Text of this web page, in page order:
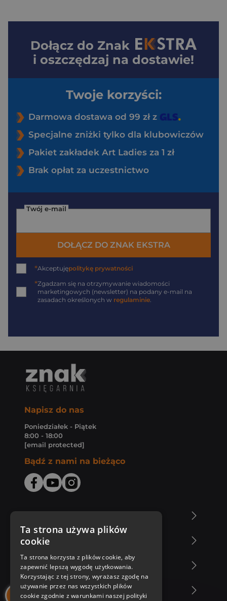
Dołącz do Znak
i oszczędzaj na dostawie!
Twoje korzyści:
Darmowa dostawa od 99 zł z
Specjalne zniżki tylko dla klubowiczów
Pakiet zakładek Art Ladies za 1 zł
Brak opłat za uczestnictwo
Twój e-mail
DOŁĄCZ DO ZNAK EKSTRA
*Akceptujępolitykę prywatności
*Zgadzam się na otrzymywanie wiadomości
marketingowych (newsletter) na podany e-mail na
zasadach określonych w regulaminie
Napisz do nas
Poniedziałek - Piątek
8:00 - 18:00
[email protected]
Bądź z nami na bieżąco
Zakupy u nas
Nasza oferta
Nasi autorzy
Ta strona używa plików
cookie
Ta strona korzysta z plików cookie, aby
zapewnić lepszą wygodę użytkowania.
Korzystając z tej strony, wyrażasz zgodę na
używanie przez nas wszystkich plików
cookie zgodnie z warunkami naszej polityki